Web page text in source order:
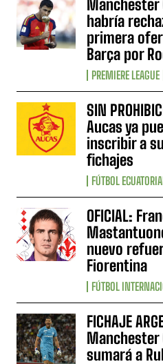
Manchester
habría
primera
Barça por
PREMIERE LEAGUE
SIN
Aucas ya
inscribir a
fichajes
FÚTBOL
OFICIAL:
nuevo
Fiorentina
FÚTBOL
FICHAJE
Manchester
sumará a